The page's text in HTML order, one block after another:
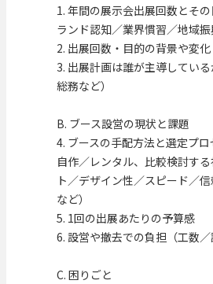
1. 年間の展示会出展回数とそ
ランド認知／業界慣習／地域振
2. 出展回数・目的の背景や変化
3. 出展計画は誰が主導してい
総務など）
B. ブース設営の現状と課題
4. ブースの手配方法と選定プ
自作／レンタル、比較検討す
ト／デザイン性／スピード／
など）
5. 1回の出展あたりの予算感
6. 設営や撤去での負担（工数／
C. 困りごと